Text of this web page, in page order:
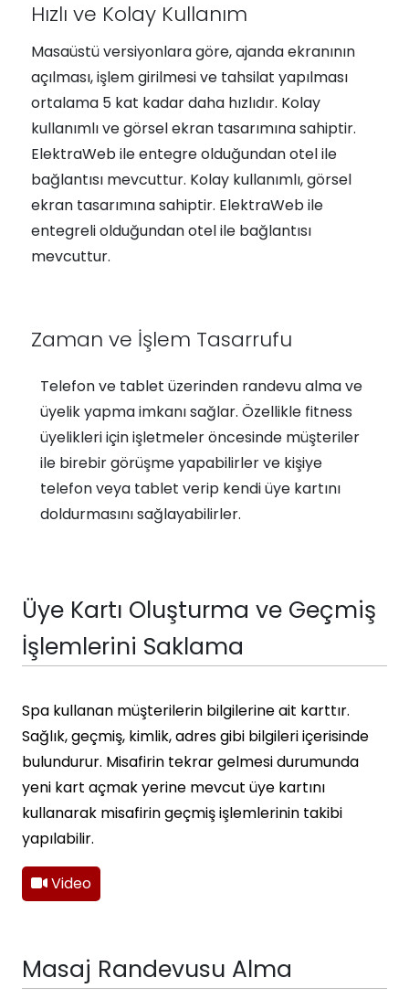
Hızlı ve Kolay Kullanım
Masaüstü versiyonlara göre, ajanda ekranının
açılması, işlem girilmesi ve tahsilat yapılması
ortalama 5 kat kadar daha hızlıdır. Kolay
kullanımlı ve görsel ekran tasarımına sahiptir.
ElektraWeb ile entegre olduğundan otel ile
bağlantısı mevcuttur. Kolay kullanımlı, görsel
ekran tasarımına sahiptir. ElektraWeb ile
entegreli olduğundan otel ile bağlantısı
mevcuttur.
Zaman ve İşlem Tasarrufu
Telefon ve tablet üzerinden randevu alma ve
üyelik yapma imkanı sağlar. Özellikle fitness
üyelikleri için işletmeler öncesinde müşteriler
ile birebir görüşme yapabilirler ve kişiye
telefon veya tablet verip kendi üye kartını
doldurmasını sağlayabilirler.
Üye Kartı Oluşturma ve Geçmiş
İşlemlerini Saklama
Spa kullanan müşterilerin bilgilerine ait karttır.
Sağlık, geçmiş, kimlik, adres gibi bilgileri içerisinde
bulundurur. Misafirin tekrar gelmesi durumunda
yeni kart açmak yerine mevcut üye kartını
kullanarak misafirin geçmiş işlemlerinin takibi
yapılabilir.
Video
Masaj Randevusu Alma